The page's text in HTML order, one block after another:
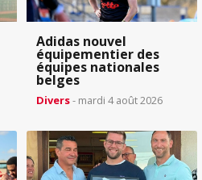
Adidas nouvel
équipementier des
équipes nationales
belges
Divers- mardi 4 août 2026